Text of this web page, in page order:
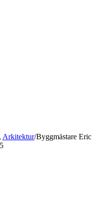
Arkitektur/Byggmästare Eric